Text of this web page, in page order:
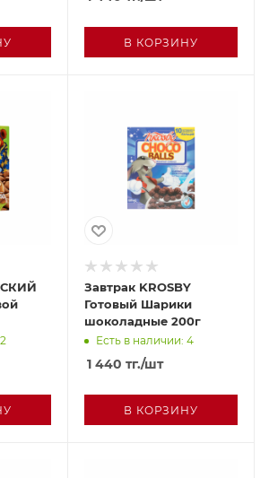
В КОРЗИНУ
Завтрак KROSBY
Готовый Шарики
шоколадные 200г
Есть в наличии: 4
1 440 тг./шт
В КОРЗИНУ